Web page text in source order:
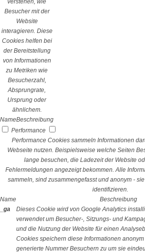
verstehen, wie
Besucher mit der
Website
interagieren. Diese
Cookies helfen bei
der Bereitstellung
von Informationen
zu Metriken wie
Besucherzahl,
Absprungrate,
Ursprung oder
ähnlichem.
NameBeschreibung
Performance
Performance Cookies sammeln Informationen
Webseite nutzen. Beispielsweise welche Seiten
lange besuchen, die Ladezeit der Website
Fehlermeldungen angezeigt bekommen. Alle
sammeln, sind zusammengefasst und anonym -
identifizieren.
Name
Beschreibung
_ga
Dieses Cookie wird von Google Analytics
verwendet um Besucher-, Sitzungs- und
und die Nutzung der Website für einen
Cookies speichern diese Informationen
generierte Nummer Besuchern zu um sie